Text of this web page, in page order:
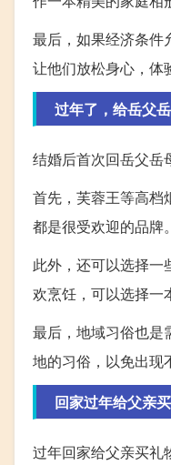
最后，如果经济条件
让他们放松身心，体
过年了，给岳父
结婚后首次回岳父岳
首先，芙蓉王等高档
都是很受欢迎的品牌
此外，还可以选择
欢烹饪，可以选择一
最后，地域习俗也是
地的习俗，以免出现
回家过年给父亲
过年回家给父亲买礼